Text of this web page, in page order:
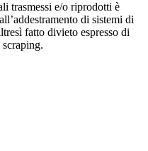
trasmessi e/o riprodotti è
di sistemi di
fatto divieto espresso di